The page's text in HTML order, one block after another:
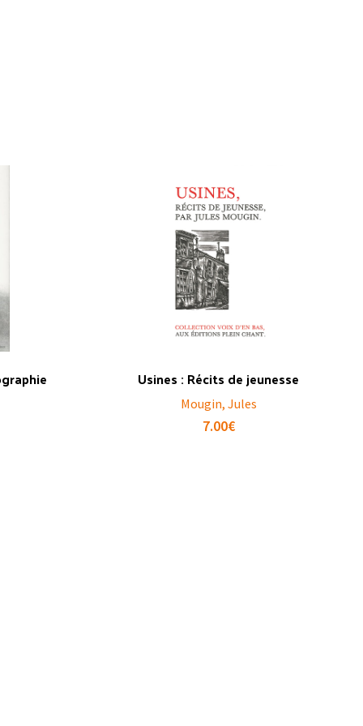
Usines : Récits de jeunesse
Mougin, Jules
7.00€